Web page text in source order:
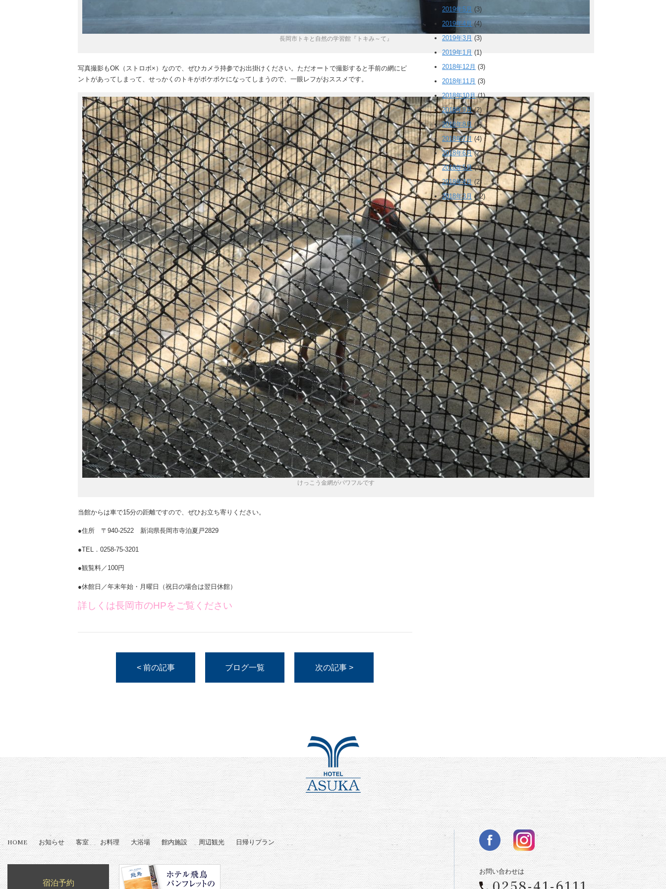
長岡市トキと自然の学習館『トキみ～て』
写真撮影もOK（ストロボ×）なので、ぜひカメラ持参でお出掛けください。ただオートで撮影すると手前の網にピ
ントがあってしまって、せっかくのトキがボケボケになってしまうので、一眼レフがおススメです。
けっこう金網がパワフルです
当館からは車で15分の距離ですので、ぜひお立ち寄りください。
●住所 〒940-2522 新潟県長岡市寺泊夏戸2829
●TEL．0258-75-3201
●観覧料／100円
●休館日／年末年始・月曜日（祝日の場合は翌日休館）
詳しくは長岡市のHPをご覧ください
< 前の記事 ブログ一覧 次の記事 >
2019年5月 (3)
2019年4月(4)
2019年3月 (3)
2019年1月 (1)
2018年12月 (3)
2018年11月 (3)
2018年10月(1)
2018年9月(2)
2018年8月 (2)
2018年7月 (4)
2018年6月(2)
2018年5月(3)
2018年4月(2)
2018年3月 (12)
HOME お知らせ 客室 お料理 大浴場 館内施設 周辺観光 日帰りプラン
宿泊予約
お問い合わせは